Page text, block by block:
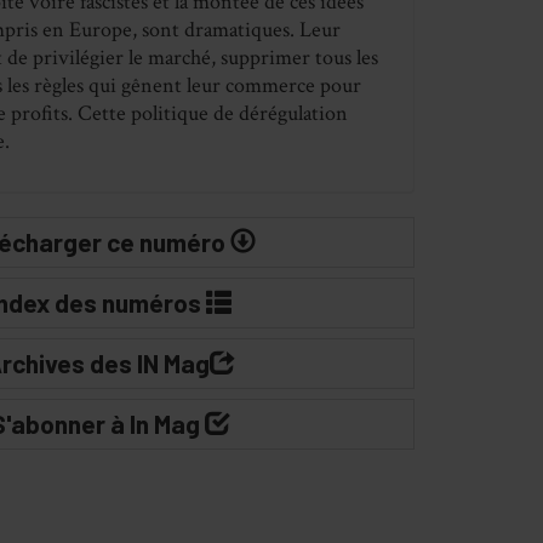
en Europe, sont dramatiques. Leur
privilégier le marché, supprimer tous les
règles qui gênent leur commerce pour
profits. Cette politique de dérégulation
ce numéro
des numéros
des IN Mag
à In Mag